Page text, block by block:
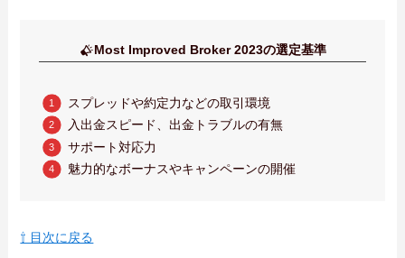
Most Improved Broker 2023の選定基準
スプレッドや約定力などの取引環境
入出金スピード、出金トラブルの有無
サポート対応力
魅力的なボーナスやキャンペーンの開催
⇧ 目次に戻る